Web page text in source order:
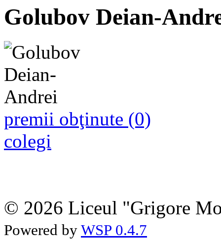
Golubov Deian-
premii obţinute (0)
colegi
© 2026 Liceul "Grigore
Powered by WSP 0.4.7